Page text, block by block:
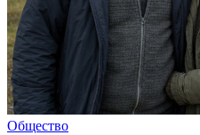
Общество